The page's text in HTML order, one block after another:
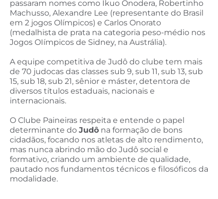
passaram nomes como Ikuo Onodera, Robertinho
Machusso, Alexandre Lee (representante do Brasil
em 2 jogos Olímpicos) e Carlos Onorato
(medalhista de prata na categoria peso-médio nos
Jogos OIímpicos de Sidney, na Austrália).
A equipe competitiva de Judô do clube tem mais
de 70 judocas das classes sub 9, sub 11, sub 13, sub
15, sub 18, sub 21, sênior e máster, detentora de
diversos títulos estaduais, nacionais e
internacionais.
O Clube Paineiras respeita e entende o papel
determinante do Judô na formação de bons
cidadãos, focando nos atletas de alto rendimento,
mas nunca abrindo mão do Judô social e
formativo, criando um ambiente de qualidade,
pautado nos fundamentos técnicos e filosóficos da
modalidade.